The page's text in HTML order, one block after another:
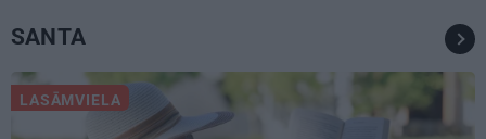
SANTA
LASĀMVIELA